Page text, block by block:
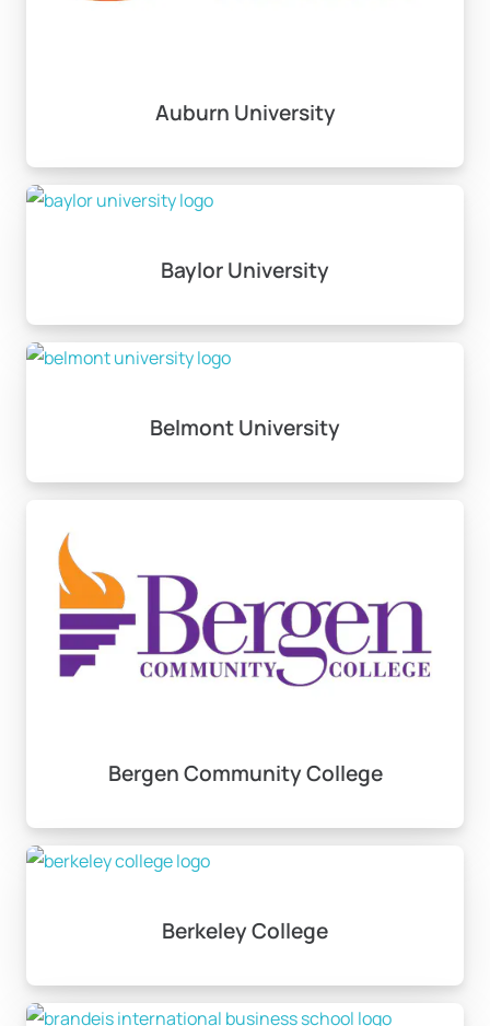
Auburn University
Baylor University
Belmont University
Bergen Community College
Berkeley College